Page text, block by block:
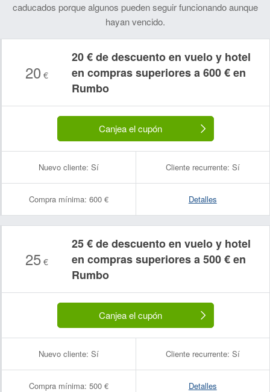
caducados porque algunos pueden seguir funcionando aunque
hayan vencido.
20 €
20 € de descuento en vuelo y hotel
en compras superiores a 600 € en
Rumbo
Canjea el cupón
Nuevo cliente: Sí Cliente recurrente: Sí
Compra mínima: 600 € Detalles
25€
25 € de descuento en vuelo y hotel
en compras superiores a 500 € en
Rumbo
Canjea el cupón
Nuevo cliente: Sí Cliente recurrente: Sí
Compra mínima: 500 € Detalles